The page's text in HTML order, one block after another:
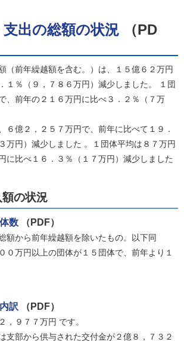
支出の総額の状況 （PD
（前年繰越額を含む。）は、１５億６２万円
１％（９，７８６万円）減少しました。 １団
、前年の２１６万円に比べ３．２％（７万
億２，２５７万円で、前年に比べて１９．
万円）減少しました 。１団体平均は８７万円
に比べ１６．３％（１７万円）減少しました
の状況
数 （PDF）
額から前年繰越額を除いたもの。以下同
０万円以上の団体が１５団体で、前年より１
訳 （PDF）
，９７７万円 です。
支部から供与された交付金が２億８，７３２